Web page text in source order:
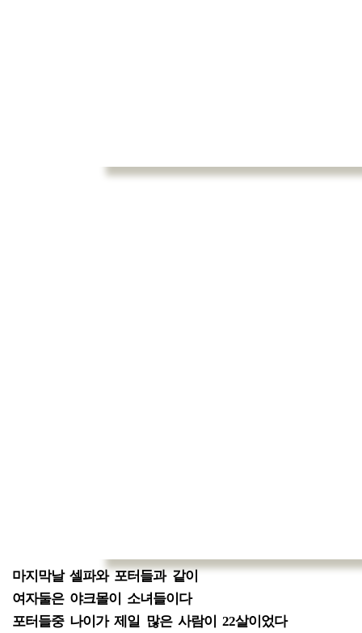
마지막날 셀파와 포터들과 같이
여자둘은 야크몰이 소녀들이다
포터들중 나이가 제일 많은 사람이 22살이었다